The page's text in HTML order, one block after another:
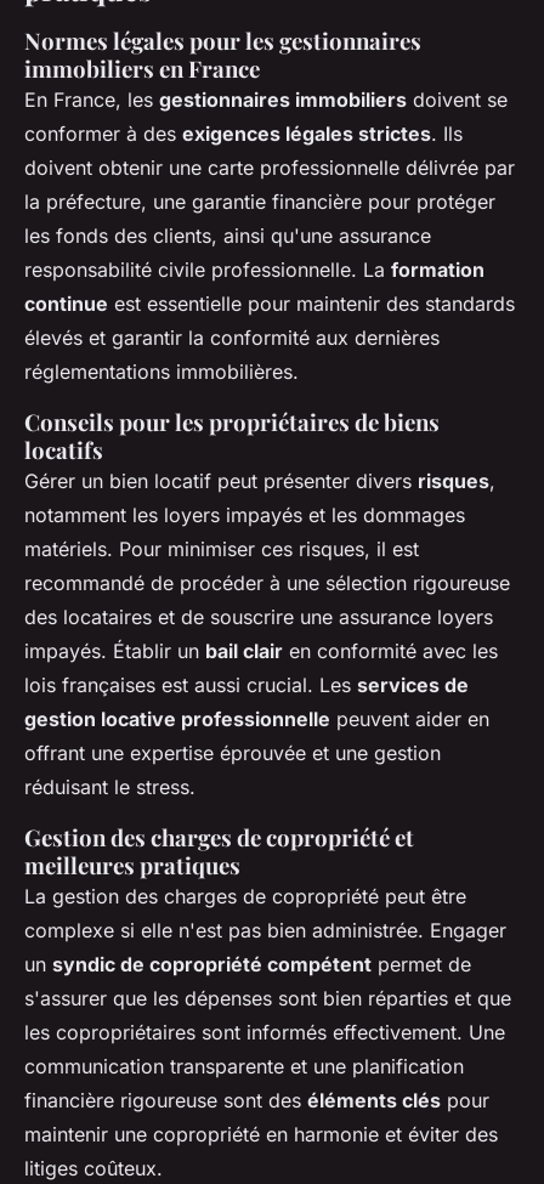
Normes légales pour les gestionnaires
immobiliers en France
En France, les gestionnaires immobiliers doivent se
conformer à des exigences légales strictes. Ils
doivent obtenir une carte professionnelle délivrée par
la préfecture, une garantie financière pour protéger
les fonds des clients, ainsi qu'une assurance
responsabilité civile professionnelle. La formation
continue est essentielle pour maintenir des standards
élevés et garantir la conformité aux dernières
réglementations immobilières.
Conseils pour les propriétaires de biens
locatifs
Gérer un bien locatif peut présenter divers risques,
notamment les loyers impayés et les dommages
matériels. Pour minimiser ces risques, il est
recommandé de procéder à une sélection rigoureuse
des locataires et de souscrire une assurance loyers
impayés. Établir un bail clair en conformité avec les
lois françaises est aussi crucial. Les services de
gestion locative professionnelle peuvent aider en
offrant une expertise éprouvée et une gestion
réduisant le stress.
Gestion des charges de copropriété et
meilleures pratiques
La gestion des charges de copropriété peut être
complexe si elle n'est pas bien administrée. Engager
un syndic de copropriété compétent permet de
s'assurer que les dépenses sont bien réparties et que
les copropriétaires sont informés effectivement. Une
communication transparente et une planification
financière rigoureuse sont des éléments clés pour
maintenir une copropriété en harmonie et éviter des
litiges coûteux.